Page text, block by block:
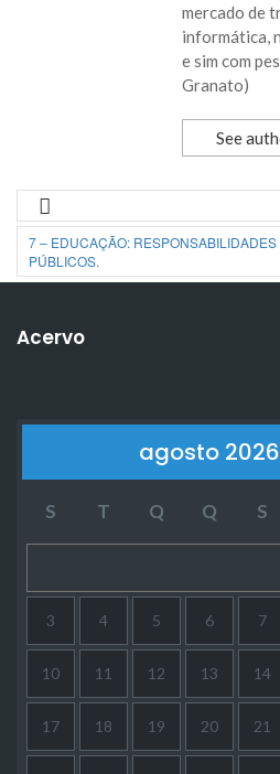
mercado de
informática,
e sim com
Granato)
See
7 – EDUCAÇÃO:
PÚBLICOS.
Acervo
agosto 2026
S T Q Q S
3 4 5 6 7
10 11 12 13 14
17 18 19 20 21